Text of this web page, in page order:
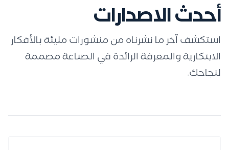
أحدث الاصدارات
استكشف آخر ما نشرناه من منشورات مليئة بالأفكار
الابتكارية والمعرفة الرائدة في الصناعة مصممة
لنجاحك.